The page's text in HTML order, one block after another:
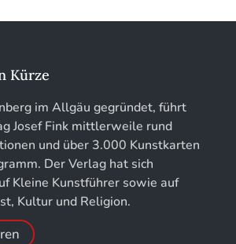
der DGC Deutsche Gesellschaft
Stiftung Thüringer Schlösser und
Kürze
im Allgäu gegründet, führt
Josef Fink mittlerweile rund
und über 3.000 Kunstkarten
Der Verlag hat sich
Kleine Kunstführer sowie auf
Kultur und Religion.